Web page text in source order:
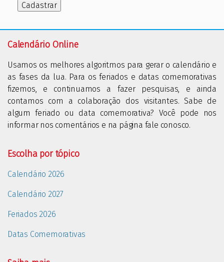
Cadastrar
Calendário Online
Usamos os melhores algoritmos para gerar o calendário e
as fases da lua. Para os feriados e datas comemorativas
fizemos, e continuamos a fazer pesquisas, e ainda
contamos com a colaboração dos visitantes. Sabe de
algum feriado ou data comemorativa? Você pode nos
informar nos comentários e na página fale conosco.
Escolha por tópico
Calendário 2026
Calendário 2027
Feriados 2026
Datas Comemorativas